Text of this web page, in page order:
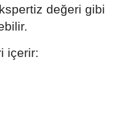
değeri gibi
içerir: